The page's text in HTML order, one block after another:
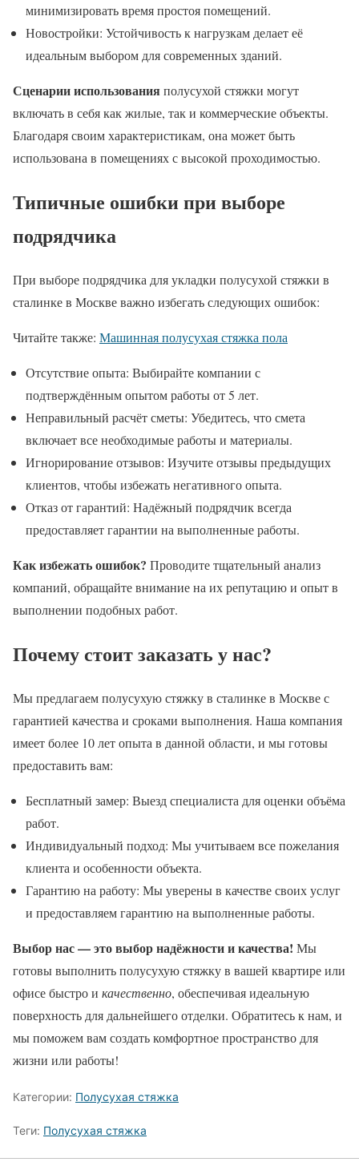
минимизировать время простоя помещений.
Новостройки: Устойчивость к нагрузкам делает её
идеальным выбором для современных зданий.
Сценарии использованияполусухой стяжки могут
включать в себя как жилые, так и коммерческие объекты.
Благодаря своим характеристикам, она может быть
использована в помещениях с высокой проходимостью.
Типичные ошибки при выборе
подрядчика
При выборе подрядчика для укладки полусухой стяжки в
сталинке в Москве важно избегать следующих ошибок:
Читайте также: Машинная полусухая стяжка пола
Отсутствие опыта: Выбирайте компании с
подтверждённым опытом работы от 5 лет.
Неправильный расчёт сметы: Убедитесь, что смета
включает все необходимые работы и материалы.
Игнорирование отзывов: Изучите отзывы предыдущих
клиентов, чтобы избежать негативного опыта.
Отказ от гарантий: Надёжный подрядчик всегда
предоставляет гарантии на выполненные работы.
Как избежать ошибок? Проводите тщательный анализ
компаний, обращайте внимание на их репутацию и опыт в
выполнении подобных работ.
Почему стоит заказать у нас?
Мы предлагаем полусухую стяжку в сталинке в Москве с
гарантией качества и сроками выполнения. Наша компания
имеет более 10 лет опыта в данной области, и мы готовы
предоставить вам:
Бесплатный замер: Выезд специалиста для оценки объёма
работ.
Индивидуальный подход: Мы учитываем все пожелания
клиента и особенности объекта.
Гарантию на работу: Мы уверены в качестве своих услуг
и предоставляем гарантию на выполненные работы.
Выбор нас — это выбор надёжности и качества! Мы
готовы выполнить полусухую стяжку в вашей квартире или
офисе быстро и качественно, обеспечивая идеальную
поверхность для дальнейшего отделки. Обратитесь к нам, и
мы поможем вам создать комфортное пространство для
жизни или работы!
Категории: Полусухая стяжка
Теги: Полусухая стяжка